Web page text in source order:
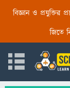
বিজ্ঞান ও প্রযুক্তির
জিতে